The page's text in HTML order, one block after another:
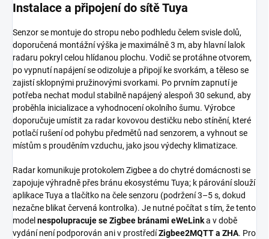
Instalace a připojení do sítě Tuya
Senzor se montuje do stropu nebo podhledu čelem svisle dolů,
doporučená montážní výška je maximálně 3 m, aby hlavní lalok
radaru pokryl celou hlídanou plochu. Vodič se protáhne otvorem,
po vypnutí napájení se odizoluje a připojí ke svorkám, a těleso se
zajistí sklopnými pružinovými svorkami. Po prvním zapnutí je
potřeba nechat modul stabilně napájený alespoň 30 sekund, aby
proběhla inicializace a vyhodnocení okolního šumu. Výrobce
doporučuje umístit za radar kovovou destičku nebo stínění, které
potlačí rušení od pohybu předmětů nad senzorem, a vyhnout se
místům s prouděním vzduchu, jako jsou výdechy klimatizace.
Radar komunikuje protokolem Zigbee a do chytré domácnosti se
zapojuje výhradně přes bránu ekosystému Tuya; k párování slouží
aplikace Tuya a tlačítko na čele senzoru (podržení 3–5 s, dokud
nezačne blikat červená kontrolka). Je nutné počítat s tím, že tento
model nespolupracuje se Zigbee bránami eWeLinka v době
vydání není podporován ani v prostředíZigbee2MQTT a ZHA. Pro